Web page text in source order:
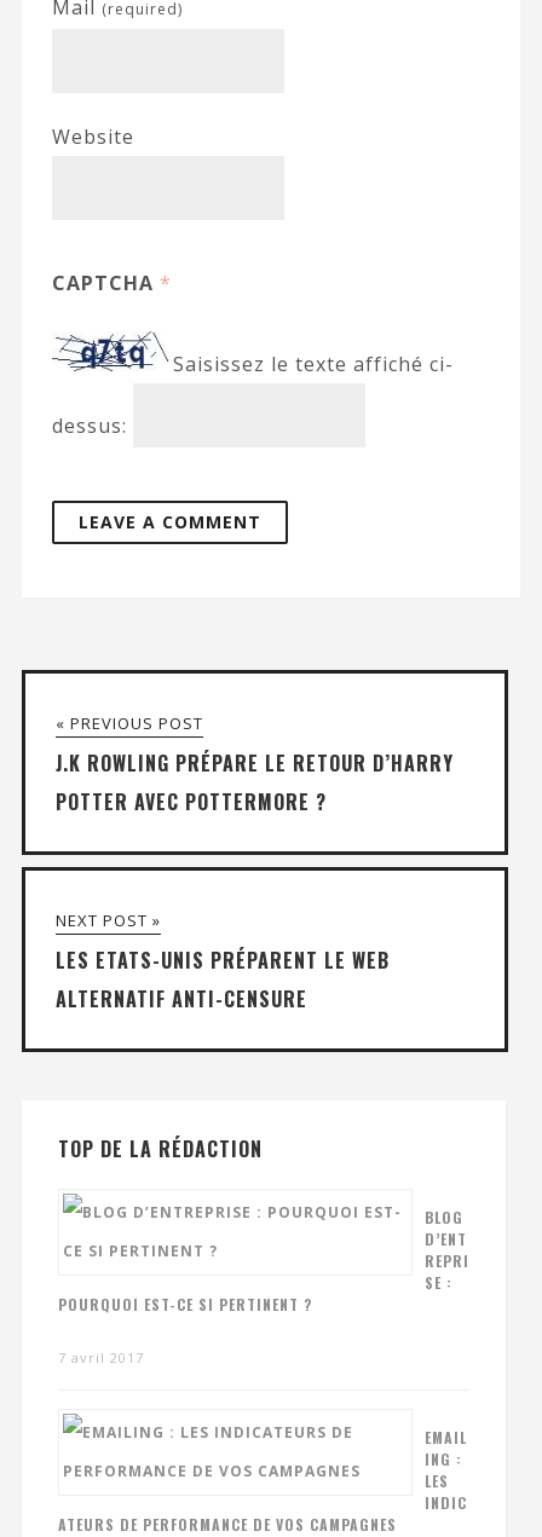
Mail (required)
Website
CAPTCHA *
Saisissez le texte affiché ci-
dessus:
« PREVIOUS POST
J.K ROWLING PRÉPARE LE RETOUR D’HARRY
POTTER AVEC POTTERMORE ?
NEXT POST »
LES ETATS-UNIS PRÉPARENT LE WEB
ALTERNATIF ANTI-CENSURE
TOP DE LA RÉDACTION
BLOG
D’ENT
REPRI
SE :
POURQUOI EST-CE SI PERTINENT ?
7 avril 2017
EMAIL
ING :
LES
INDIC
ATEURS DE PERFORMANCE DE VOS CAMPAGNES